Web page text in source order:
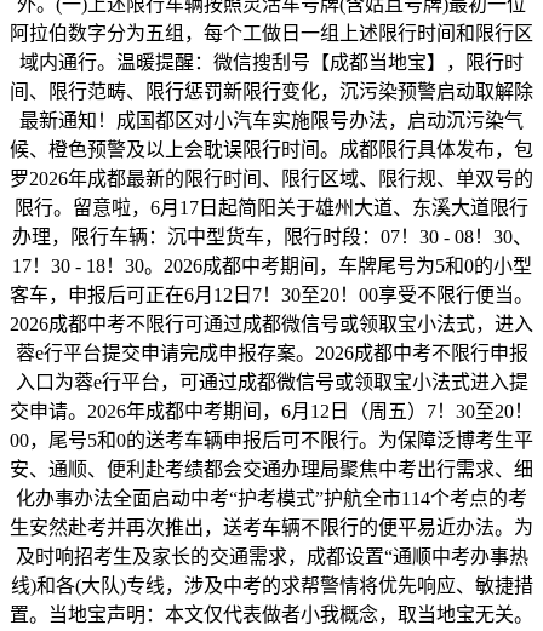
外。(一)上述限行车辆按照灵活车号牌(含姑且号牌)最初一位
阿拉伯数字分为五组，每个工做日一组上述限行时间和限行区
域内通行。温暖提醒：微信搜刮号【成都当地宝】，限行时
间、限行范畴、限行惩罚新限行变化，沉污染预警启动取解除
最新通知！成国都区对小汽车实施限号办法，启动沉污染气
候、橙色预警及以上会耽误限行时间。成都限行具体发布，包
罗2026年成都最新的限行时间、限行区域、限行规、单双号的
限行。留意啦，6月17日起简阳关于雄州大道、东溪大道限行
办理，限行车辆：沉中型货车，限行时段：07！30 - 08！30、
17！30 - 18！30。2026成都中考期间，车牌尾号为5和0的小型
客车，申报后可正在6月12日7！30至20！00享受不限行便当。
2026成都中考不限行可通过成都微信号或领取宝小法式，进入
蓉e行平台提交申请完成申报存案。2026成都中考不限行申报
入口为蓉e行平台，可通过成都微信号或领取宝小法式进入提
交申请。2026年成都中考期间，6月12日（周五）7！30至20！
00，尾号5和0的送考车辆申报后可不限行。为保障泛博考生平
安、通顺、便利赴考绩都会交通办理局聚焦中考出行需求、细
化办事办法全面启动中考“护考模式”护航全市114个考点的考
生安然赴考并再次推出，送考车辆不限行的便平易近办法。为
及时响招考生及家长的交通需求，成都设置“通顺中考办事热
线)和各(大队)专线，涉及中考的求帮警情将优先响应、敏捷措
置。当地宝声明：本文仅代表做者小我概念，取当地宝无关。